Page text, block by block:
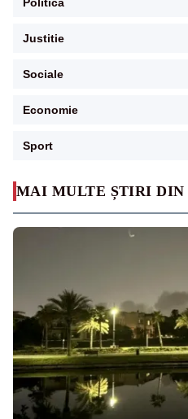
MAI MULTE ȘTIRI DIN
Justitie
Sociale
Economie
Sport